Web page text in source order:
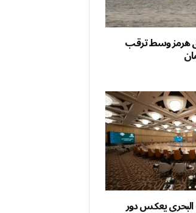
هرمز وسط ترقب
يعكس دور